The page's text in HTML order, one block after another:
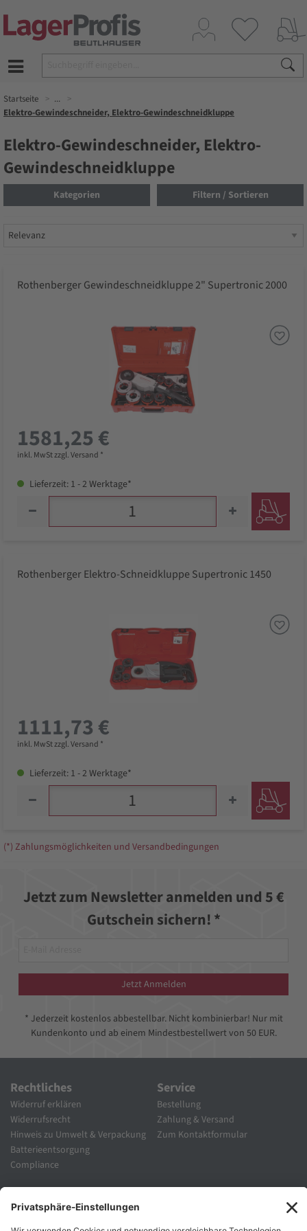
Startseite
...
Elektro-Gewindeschneider, Elektro-Gewindeschneidkluppe
Elektro-Gewindeschneider, Elektro-
Gewindeschneidkluppe
Kategorien Filtern / Sortieren
Rothenberger Gewindeschneidkluppe 2" Supertronic 2000
1581,25 €
inkl. MwSt zzgl. Versand *
Lieferzeit: 1 - 2 Werktage*
Rothenberger Elektro-Schneidkluppe Supertronic 1450
1111,73 €
inkl. MwSt zzgl. Versand *
Lieferzeit: 1 - 2 Werktage*
(*) Zahlungsmöglichkeiten und Versandbedingungen
Jetzt zum Newsletter anmelden und 5 €
Gutschein sichern! *
Jetzt Anmelden
* Jederzeit kostenlos abbestellbar. Nicht kombinierbar! Nur mit
Kundenkonto und ab einem Mindestbestellwert von 50 EUR.
Rechtliches
Widerruf erklären
Widerrufsrecht
Hinweis zu Umwelt & Verpackung
Batterieentsorgung
Compliance
Service
Bestellung
Zahlung & Versand
Zum Kontaktformular
Unternehmen